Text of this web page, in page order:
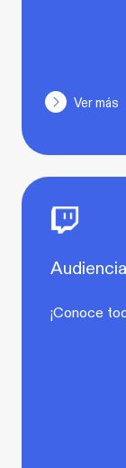
Ver más
¡Conoce